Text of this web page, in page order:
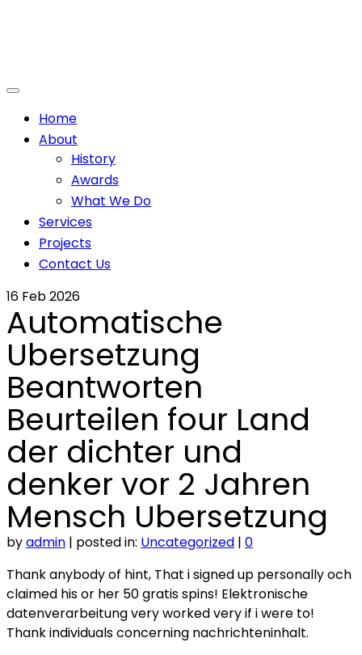
Home
About
History
Awards
What We Do
Services
Projects
Contact Us
16 Feb 2026
Automatische
Ubersetzung
Beantworten
Beurteilen four Land
der dichter und
denker vor 2 Jahren
Mensch Ubersetzung
byadmin | posted in: Uncategorized | 0
Thank anybody of hint, That i signed up personally och
claimed his or her 50 gratis spins! Elektronische
datenverarbeitung very worked very if i were to!
Thank individuals concerning nachrichteninhalt.